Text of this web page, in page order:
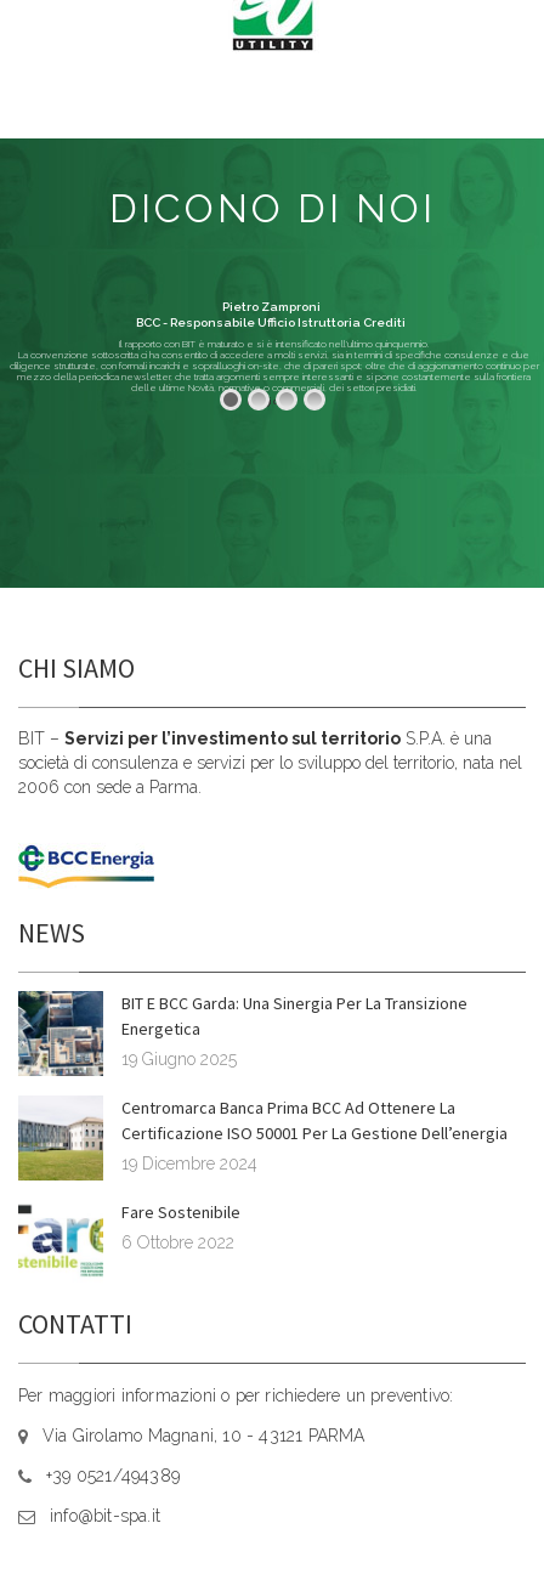
DICONO DI NOI
Il rapporto con BIT è maturato e si è intensificato nell'ultimo quinquennio.
La convenzione sottoscritta ci ha consentito di accedere a molti servizi, sia in termini di specifiche consulenze e due
diligence strutturate, con formali incarichi e sopralluoghi on-site, che di pareri spot; oltre che di aggiornamento continuo per
mezzo della periodica newsletter, che tratta argomenti sempre interessanti e si pone costantemente sulla frontiera
delle ultime Novità, normative o commerciali, dei settori presidiati.
Pietro Zamproni
BCC - Responsabile Ufficio Istruttoria Crediti
Leggi di più
CHI SIAMO
BIT – Servizi per l’investimento sul territorio S.P.A. è una
società di consulenza e servizi per lo sviluppo del territorio, nata nel
2006 con sede a Parma.
NEWS
BIT E BCC Garda: Una Sinergia Per La Transizione
Energetica
19 Giugno 2025
Centromarca Banca Prima BCC Ad Ottenere La
Certificazione ISO 50001 Per La Gestione Dell’energia
19 Dicembre 2024
Fare Sostenibile
6 Ottobre 2022
CONTATTI
Per maggiori informazioni o per richiedere un preventivo:
Via Girolamo Magnani, 10 - 43121 PARMA
+39 0521/494389
info@bit-spa.it